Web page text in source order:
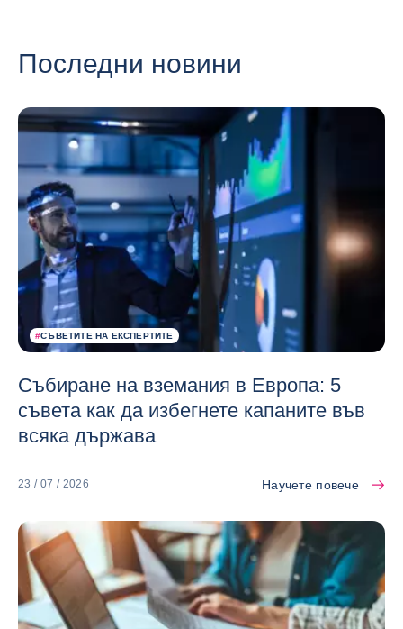
Последни новини
#СЪВЕТИТЕ НА ЕКСПЕРТИТЕ
Събиране на вземания в Европа: 5
съвета как да избегнете капаните във
всяка държава
23 / 07 / 2026 Научете повече